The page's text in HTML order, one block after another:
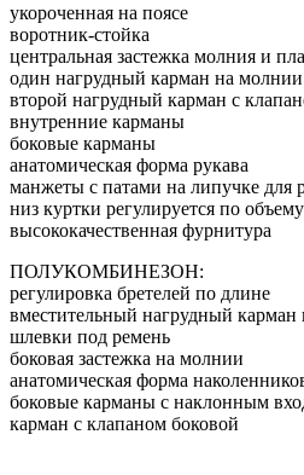
укороченная на поясе
воротник-стойка
центральная застежка молния и
один нагрудный карман на
второй нагрудный карман с
внутренние карманы
боковые карманы
анатомическая форма рукава
манжеты с патами на липучке для
низ куртки регулируется по объему
высококачественная фурнитура
ПОЛУКОМБИНЕЗОН:
регулировка бретелей по длине
вместительный нагрудный карман
шлевки под ремень
боковая застежка на молнии
анатомическая форма
боковые карманы с наклонным
карман с клапаном боковой